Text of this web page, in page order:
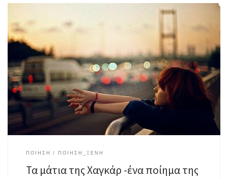
Τα μάτια της Χαγκάρ [Απόσπασμα] Ανοίγει τα μάτια της Χαγκάρ και κρύβει
μέσα τα φιλιά του αυτή τα ξανακλείνει σφιχτά και πετάει μαζί του στην
καρδιά της είναι φοβισμένος κι Ανήξερος ότι αυτή έδωσε το δικαίωμα στα
όνειρά της να έρθουν κοιμηθείτε, ω φιλιά, κοιμηθείτε εν ειρήνη
γυρνώντας στα χείλη σας […]
ΠΟΙΗΣΗ ΠΟΙΗΣΗ_ΞΕΝΗ
Τα μάτια της Χαγκάρ -ένα ποίημα της